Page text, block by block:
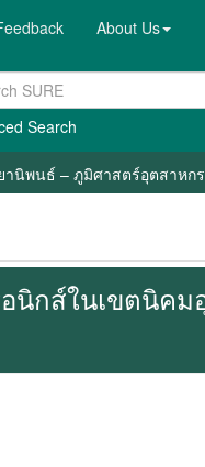
About Us
Search
านิพนธ์ – ภูมิศาสตร์อุตสาหก
นิกส์ในเขตนิค